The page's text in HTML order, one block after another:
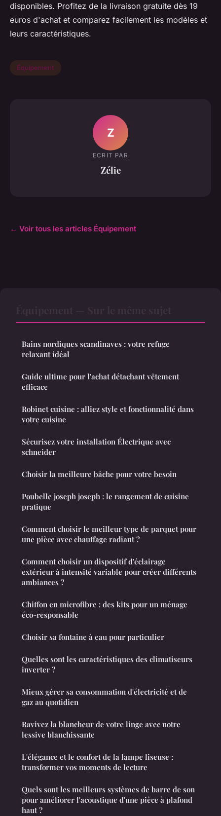
disponibles. Profitez de la livraison gratuite dès 19
euros d'achat et comparez facilement les modèles et
leurs caractéristiques.
Équipement
Z
ECRIT PAR
Zélie
← Voir tous les articles Équipement
Bains nordiques scandinaves : votre refuge
relaxant idéal
Guide ultime pour l'achat détachant vêtement
efficace
Robinet cuisine : alliez style et fonctionnalité dans
votre cuisine
Sécurisez votre installation Électrique avec
schneider
Choisir la meilleure bâche pour votre besoin
Poubelle joseph joseph : le rangement de cuisine
pratique
Comment choisir le meilleur type de parquet pour
une pièce avec chauffage radiant ?
Comment choisir un dispositif d'éclairage
extérieur à intensité variable pour créer différents
ambiances ?
Chiffon en microfibre : des kits pour un ménage
éco-responsable
Choisir sa fontaine à eau pour particulier
Quelles sont les caractéristiques des climatiseurs
inverter ?
Mieux gérer sa consommation d'électricité et de
gaz au quotidien
Ravivez la blancheur de votre linge avec notre
lessive blanchissante
L'élégance et le confort de la lampe liseuse :
transformer vos moments de lecture
Quels sont les meilleurs systèmes de barre de son
pour améliorer l'acoustique d'une pièce à plafond
haut ?